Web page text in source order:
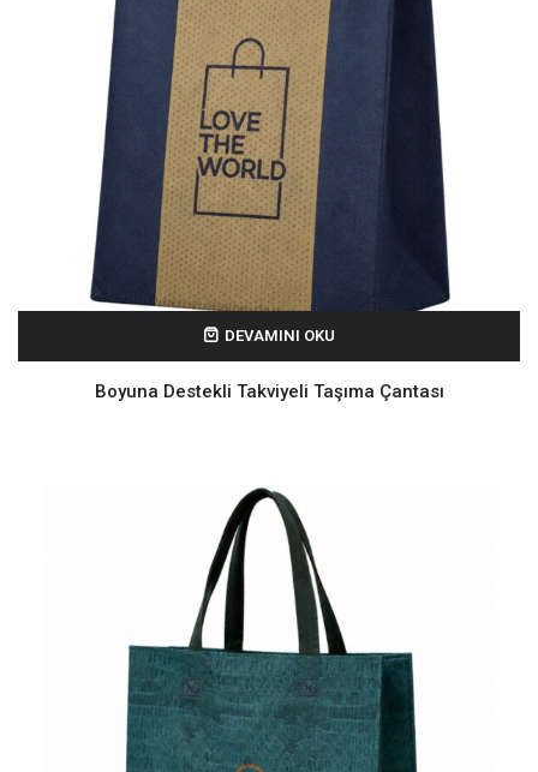
DEVAMINI OKU
Boyuna Destekli Takviyeli Taşıma Çantası